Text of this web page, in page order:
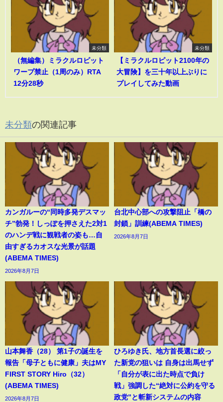
未分類
（無編集）ミラクルロピット
ワープ禁止（1周のみ）RTA
12分28秒
未分類
【ミラクルロピット2100年の
大冒険】を三十年以上ぶりに
プレイしてみた動画
未分類の関連記事
カンガルーの“同時多発デスマッ
チ”勃発！しっぽを押さえた2対1
のハンデ戦に観戦者の姿も…自
由すぎるカオスな光景が話題
(ABEMA TIMES)
2026年8月7日
台北中心部への攻撃阻止「橋の
封鎖」訓練(ABEMA TIMES)
2026年8月7日
山本舞香（28） 第1子の誕生を
報告「母子ともに健康」夫はMY
FIRST STORY Hiro（32）
(ABEMA TIMES)
2026年8月7日
ひろゆき氏、地方首長選に絞っ
た新党の狙いは 自身は出馬せず
「自分が表に出た時点で負け
戦」強調した“絶対に公約を守る
政党”と斬新システムの内容